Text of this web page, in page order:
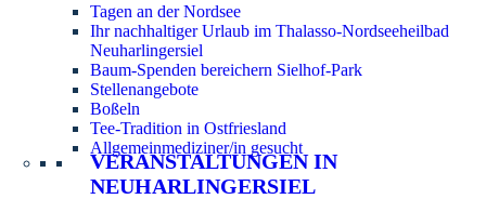
Tagen an der Nordsee
Ihr nachhaltiger Urlaub im Thalasso-Nordseeheilbad
Neuharlingersiel
Baum-Spenden bereichern Sielhof-Park
Stellenangebote
Boßeln
Tee-Tradition in Ostfriesland
Allgemeinmediziner/in gesucht
VERANSTALTUNGEN IN
NEUHARLINGERSIEL